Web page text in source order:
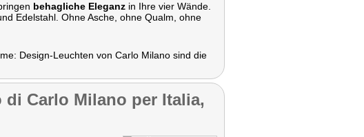
behagliche Eleganz in Ihre vier Wände.
Edelstahl. Ohne Asche, ohne Qualm, ohne
Design-Leuchten von Carlo Milano sind die
Carlo Milano per Italia,